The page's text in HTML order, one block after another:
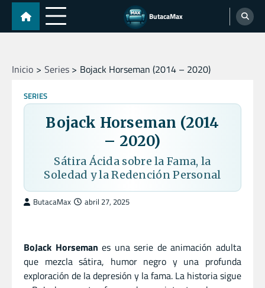
Skip
content
ButacaMax
Inicio Series Bojack Horseman (2014 – 2020)
SERIES
Bojack Horseman (2014
– 2020)
Sátira Ácida sobre la Fama, la
Soledad y la Redención Personal
ButacaMax abril 27, 2025
BoJack Horseman es una serie de animación adulta
que mezcla sátira, humor negro y una profunda
exploración de la depresión y la fama. La historia sigue